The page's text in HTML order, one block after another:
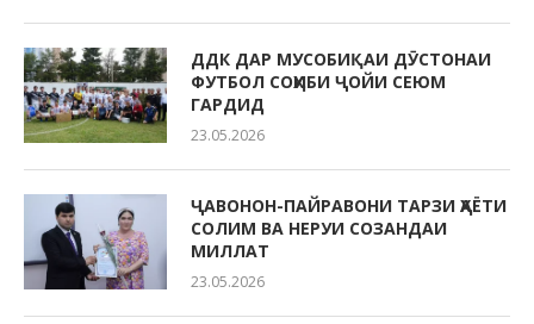
ДДК ДАР МУСОБИҚАИ ДӮСТОНАИ
ФУТБОЛ СОҲИБИ ҶОЙИ СЕЮМ
ГАРДИД
23.05.2026
ҶАВОНОН-ПАЙРАВОНИ ТАРЗИ ҲАЁТИ
СОЛИМ ВА НЕРУИ СОЗАНДАИ
МИЛЛАТ
23.05.2026